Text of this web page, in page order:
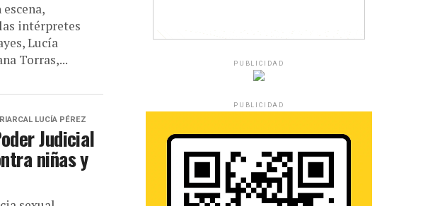
intérpretes
Lucía
Torras,...
LUCÍA PÉREZ
Judicial
niñas y
PUBLICIDAD
PUBLICIDAD